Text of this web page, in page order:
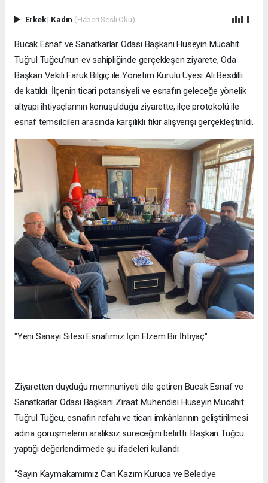
Erkek| Kadın (Haberi Sesli Oku)
Bucak Esnaf ve Sanatkarlar Odası Başkanı Hüseyin Mücahit
Tuğrul Tuğcu’nun ev sahipliğinde gerçekleşen ziyarete, Oda
Başkan Vekili Faruk Bilgiç ile Yönetim Kurulu Üyesi Ali Besdilli
de katıldı. İlçenin ticari potansiyeli ve esnafın geleceğe yönelik
altyapı ihtiyaçlarının konuşulduğu ziyarette, ilçe protokolü ile
esnaf temsilcileri arasında karşılıklı fikir alışverişi gerçekleştirildi.
"Yeni Sanayi Sitesi Esnafımız İçin Elzem Bir İhtiyaç"
Ziyaretten duyduğu memnuniyeti dile getiren Bucak Esnaf ve
Sanatkarlar Odası Başkanı Ziraat Mühendisi Hüseyin Mücahit
Tuğrul Tuğcu, esnafın refahı ve ticari imkânlarının geliştirilmesi
adına görüşmelerin aralıksız süreceğini belirtti. Başkan Tuğcu
yaptığı değerlendirmede şu ifadeleri kullandı:
“Sayın Kaymakamımız Can Kazım Kuruca ve Belediye